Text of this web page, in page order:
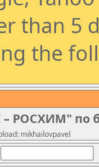
than 5
the
– РОСХИМ"
mikhailovpavel